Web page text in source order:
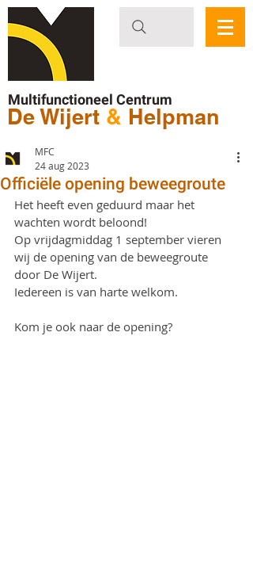
Multifunctioneel Centrum
De Wijert & Helpman
Officiële opening beweegroute
MFC
24 aug 2023
Het heeft even geduurd maar het
wachten wordt beloond!
Op vrijdagmiddag 1 september vieren
wij de opening van de beweegroute
door De Wijert.
Iedereen is van harte welkom.
Kom je ook naar de opening?